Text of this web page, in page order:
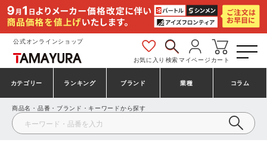
公式オンラインショップ
お気に入り 検索マイページ カート
カテゴリー
安全靴・作業靴
ランキング
安全靴ランキング
ブランド
アシックス
業種
建設・建築作業服
コラム
商品名・品番・ブランド・キーワードから探す